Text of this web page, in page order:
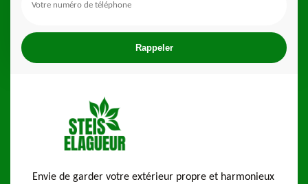
Envie de garder votre extérieur propre et harmonieux